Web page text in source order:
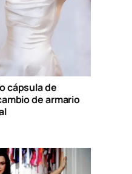
cápsula de
de armario